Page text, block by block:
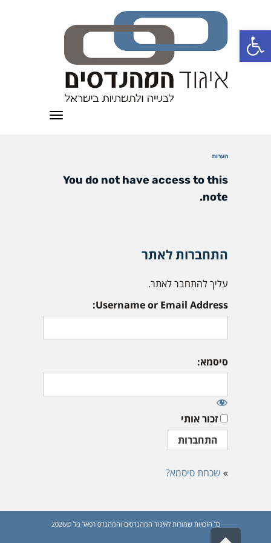
פתח סרגל נגישות
תפריט
הערות
You do not have access to this
note.
התחברות לאתר
עליך להתחבר לאתר.
Username or Email Address:
סיסמא:
זכור אותי
» שכחת סיסמא?
כל הזכויות שמורות לאיגוד המהנדסים והמהנדס רפאל גיל ©2026